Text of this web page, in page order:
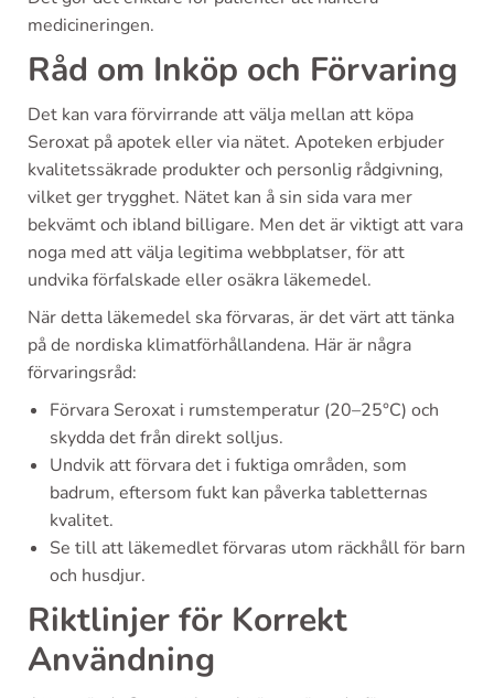
medicineringen.
Råd om Inköp och Förvaring
Det kan vara förvirrande att välja mellan att köpa
Seroxat på apotek eller via nätet. Apoteken erbjuder
kvalitetssäkrade produkter och personlig rådgivning,
vilket ger trygghet. Nätet kan å sin sida vara mer
bekvämt och ibland billigare. Men det är viktigt att vara
noga med att välja legitima webbplatser, för att
undvika förfalskade eller osäkra läkemedel.
När detta läkemedel ska förvaras, är det värt att tänka
på de nordiska klimatförhållandena. Här är några
förvaringsråd:
Förvara Seroxat i rumstemperatur (20–25°C) och
skydda det från direkt solljus.
Undvik att förvara det i fuktiga områden, som
badrum, eftersom fukt kan påverka tabletternas
kvalitet.
Se till att läkemedlet förvaras utom räckhåll för barn
och husdjur.
Riktlinjer för Korrekt
Användning